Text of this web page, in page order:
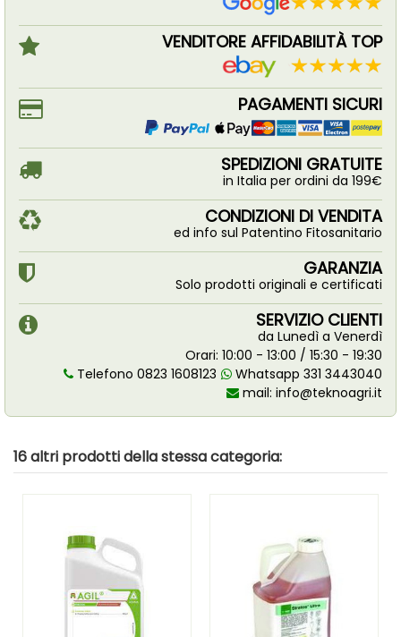
VENDITORE AFFIDABILITÀ TOP
PAGAMENTI SICURI
SPEDIZIONI GRATUITE
in Italia per ordini da 199€
CONDIZIONI DI VENDITA
ed info sul Patentino Fitosanitario
GARANZIA
Solo prodotti originali e certificati
SERVIZIO CLIENTI
da Lunedì a Venerdì
Orari: 10:00 - 13:00 / 15:30 - 19:30
Telefono 0823 1608123
Whatsapp 331 3443040
mail: info@teknoagri.it
16 altri prodotti della stessa categoria: